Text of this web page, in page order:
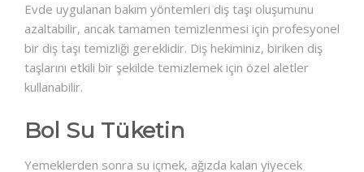
Evde uygulanan bakım yöntemleri diş taşı oluşumunu
azaltabilir, ancak tamamen temizlenmesi için profesyonel
bir diş taşı temizliği gereklidir. Diş hekiminiz, biriken diş
taşlarını etkili bir şekilde temizlemek için özel aletler
kullanabilir.
Bol Su Tüketin
Yemeklerden sonra su içmek, ağızda kalan yiyecek